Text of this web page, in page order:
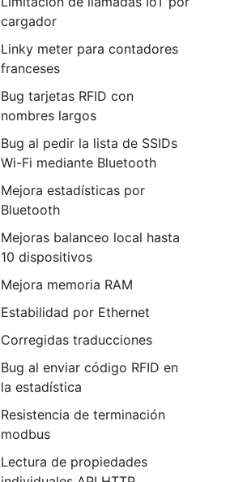
cargador
Linky meter para contadores
franceses
Bug tarjetas RFID con
nombres largos
Bug al pedir la lista de SSIDs
Wi-Fi mediante Bluetooth
Mejora estadísticas por
Bluetooth
Mejoras balanceo local hasta
10 dispositivos
Mejora memoria RAM
Estabilidad por Ethernet
Corregidas traducciones
Bug al enviar código RFID en
la estadística
Resistencia de terminación
modbus
Lectura de propiedades